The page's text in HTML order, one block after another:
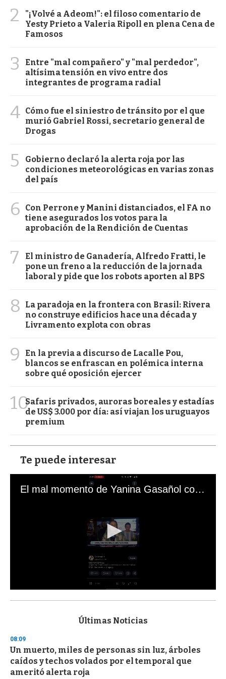
2
"¡Volvé a Adeom!": el filoso comentario de
Yesty Prieto a Valeria Ripoll en plena Cena de
Famosos
3
Entre "mal compañero" y "mal perdedor",
altísima tensión en vivo entre dos
integrantes de programa radial
4 Cómo fue el siniestro de tránsito por el que
murió Gabriel Rossi, secretario general de
Drogas
5
Gobierno declaró la alerta roja por las
condiciones meteorológicas en varias zonas
del país
6
Con Perrone y Manini distanciados, el FA no
tiene asegurados los votos para la
aprobación de la Rendición de Cuentas
7
El ministro de Ganadería, Alfredo Fratti, le
pone un freno a la reducción de la jornada
laboral y pide que los robots aporten al BPS
8
La paradoja en la frontera con Brasil: Rivera
no construye edificios hace una década y
Livramento explota con obras
9
En la previa a discurso de Lacalle Pou,
blancos se enfrascan en polémica interna
sobre qué oposición ejercer
10Safaris privados, auroras boreales y estadías
de US$ 3.000 por día: así viajan los uruguayos
premium
Te puede interesar
El mal momento de Yanina Gasañol con un hincha argentino en "Subrayado"
s
d
s
o
f
3
Últimas Noticias
08:09
Un muerto, miles de personas sin luz, árboles
caídos y techos volados por el temporal que
ameritó alerta roja